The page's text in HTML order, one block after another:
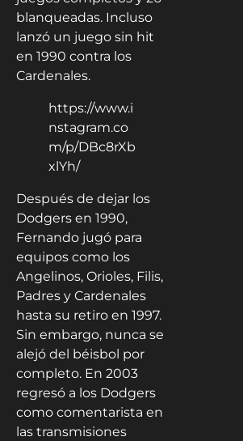
blanqueadas. Incluso
lanzó un juego sin hit
en 1990 contra los
Cardenales.
https://www.i
nstagram.co
m/p/DBc8rXb
xlYh/
Después de dejar los
Dodgers en 1990,
Fernando jugó para
equipos como los
Angelinos, Orioles, Filis,
Padres y Cardenales
hasta su retiro en 1997.
Sin embargo, nunca se
alejó del béisbol por
completo. En 2003
regresó a los Dodgers
como comentarista en
las transmisiones